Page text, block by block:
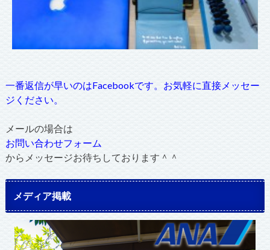
一番返信が早いのはFacebookです。お気軽に直接メッセー
ジください。
メールの場合は
お問い合わせフォーム
からメッセージお待ちしております＾＾
メディア掲載